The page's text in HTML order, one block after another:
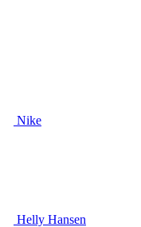
Nike
Helly Hansen